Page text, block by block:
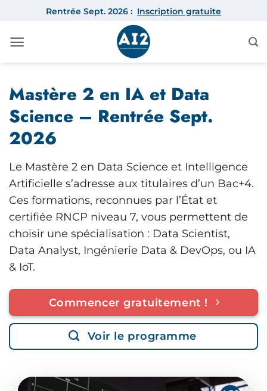
contenu
Rentrée Sept. 2026 : Inscription gratuite
Mastère 2 en IA et Data
Science – Rentrée Sept.
2026
Le Mastère 2 en Data Science et Intelligence
Artificielle s’adresse aux titulaires d’un Bac+4.
Ces formations, reconnues par l’État et
certifiée RNCP niveau 7, vous permettent de
choisir une spécialisation : Data Scientist,
Data Analyst, Ingénierie Data & DevOps, ou IA
& IoT.
Commencer gratuitement !
Voir le programme